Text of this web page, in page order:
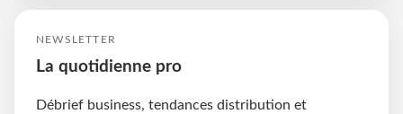
NEWSLETTER
La quotidienne pro
Débrief business, tendances distribution et